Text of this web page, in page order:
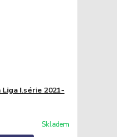
I.série 2021-
Skladem